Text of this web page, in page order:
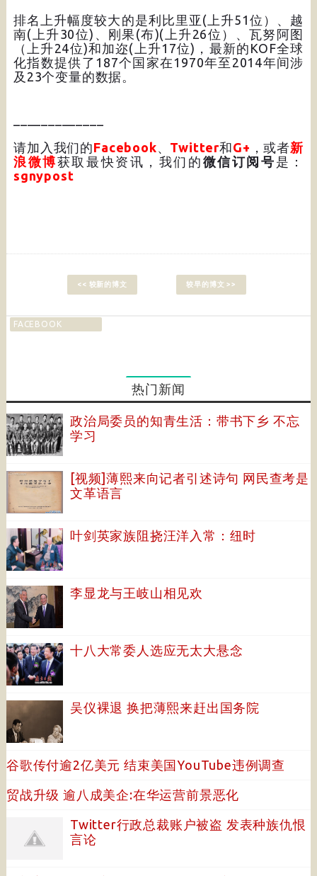
排名上升幅度较大的是利比里亚(上升51位）、越
南(上升30位)、刚果(布)(上升26位）、瓦努阿图
（上升24位)和加迩(上升17位)，最新的KOF全球
化指数提供了187个国家在1970年至2014年间涉
及23个变量的数据。
请加入我们的Facebook Twitter和G+ ，或者新
浪微博获取最快资讯，我们的 微信订阅号 是：
sgnypost
<< 较新的博文 较早的博文 >>
FACEBOOK
热门新闻
政治局委员的知青生活：带书下乡 不忘
学习
[视频]薄熙来向记者引述诗句 网民查考是
文革语言
叶剑英家族阻挠汪洋入常：纽时
李显龙与王岐山相见欢
十八大常委人选应无太大悬念
吴仪裸退 换把薄熙来赶出国务院
谷歌传付逾2亿美元 结束美国YouTube违例调查
贸战升级 逾八成美企:在华运营前景恶化
Twitter行政总裁账户被盗 发表种族仇恨
言论